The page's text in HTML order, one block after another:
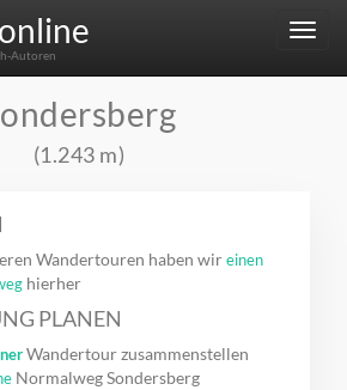
Menu
Autoren
(1.243 m)
Wandertouren haben wireinen
hierher
PLANEN
Wandertour zusammenstellen
Normalweg Sondersberg